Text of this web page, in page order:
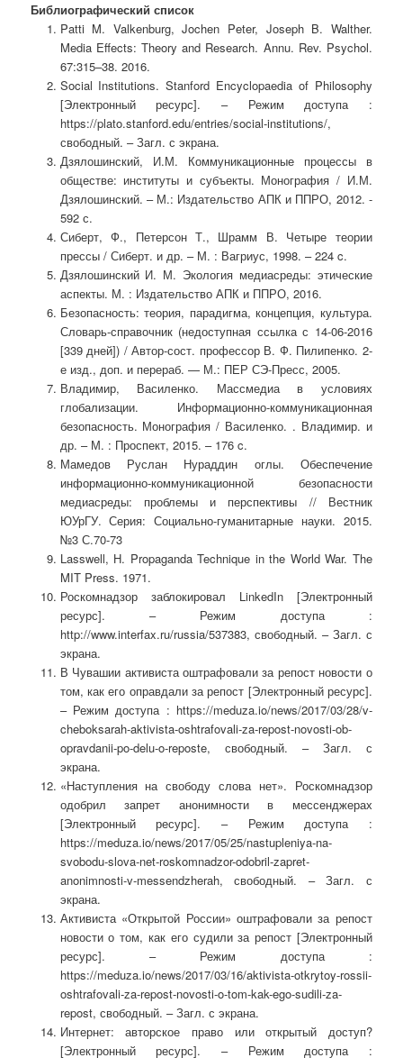
Библиографический список
Patti M. Valkenburg, Jochen Peter, Joseph B. Walther.
Media Effects: Theory and Research. Annu. Rev. Psychol.
67:315–38. 2016.
Social Institutions. Stanford Encyclopaedia of Philosophy
[Электронный ресурс]. – Режим доступа :
https://plato.stanford.edu/entries/social-institutions/,
свободный. – Загл. с экрана.
Дзялошинский, И.М. Коммуникационные процессы в
обществе: институты и субъекты. Монография / И.М.
Дзялошинский. – М.: Издательство АПК и ППРО, 2012. -
592 с.
Сиберт, Ф., Петерсон Т., Шрамм В. Четыре теории
прессы / Сиберт. и др. – М. : Вагриус, 1998. – 224 c.
Дзялошинский И. М. Экология медиасреды: этические
аспекты. М. : Издательство АПК и ППРО, 2016.
Безопасность: теория, парадигма, концепция, культура.
Словарь-справочник (недоступная ссылка с 14-06-2016
[339 дней]) / Автор-сост. профессор В. Ф. Пилипенко. 2-
е изд., доп. и перераб. — М.: ПЕР СЭ-Пресс, 2005.
Владимир, Василенко. Массмедиа в условиях
глобализации. Информационно-коммуникационная
безопасность. Монография / Василенко. . Владимир. и
др. – М. : Проспект, 2015. – 176 c.
Мамедов Руслан Нураддин оглы. Обеспечение
информационно-коммуникационной безопасности
медиасреды: проблемы и перспективы // Вестник
ЮУрГУ. Серия: Социально-гуманитарные науки. 2015.
№3 С.70-73
Lasswell, H. Propaganda Technique in the World War. The
MIT Press. 1971.
Роскомнадзор заблокировал LinkedIn [Электронный
ресурс]. – Режим доступа :
http://www.interfax.ru/russia/537383, свободный. – Загл. с
экрана.
В Чувашии активиста оштрафовали за репост новости о
том, как его оправдали за репост [Электронный ресурс].
– Режим доступа : https://meduza.io/news/2017/03/28/v-
cheboksarah-aktivista-oshtrafovali-za-repost-novosti-ob-
opravdanii-po-delu-o-reposte, свободный. – Загл. с
экрана.
«Наступления на свободу слова нет». Роскомнадзор
одобрил запрет анонимности в мессенджерах
[Электронный ресурс]. – Режим доступа :
https://meduza.io/news/2017/05/25/nastupleniya-na-
svobodu-slova-net-roskomnadzor-odobril-zapret-
anonimnosti-v-messendzherah, свободный. – Загл. с
экрана.
Активиста «Открытой России» оштрафовали за репост
новости о том, как его судили за репост [Электронный
ресурс]. – Режим доступа :
https://meduza.io/news/2017/03/16/aktivista-otkrytoy-rossii-
oshtrafovali-za-repost-novosti-o-tom-kak-ego-sudili-za-
repost, свободный. – Загл. с экрана.
Интернет: авторское право или открытый доступ?
[Электронный ресурс]. – Режим доступа :